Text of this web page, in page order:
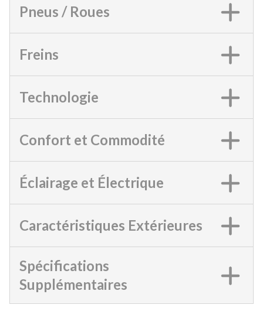
Pneus / Roues
Freins
Technologie
Confort et Commodité
Éclairage et Électrique
Caractéristiques Extérieures
Spécifications
Supplémentaires